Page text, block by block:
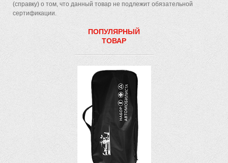
(справку) о том, что данный товар не подлежит обязательной
сертификации.
ПОПУЛЯРНЫЙ
ТОВАР